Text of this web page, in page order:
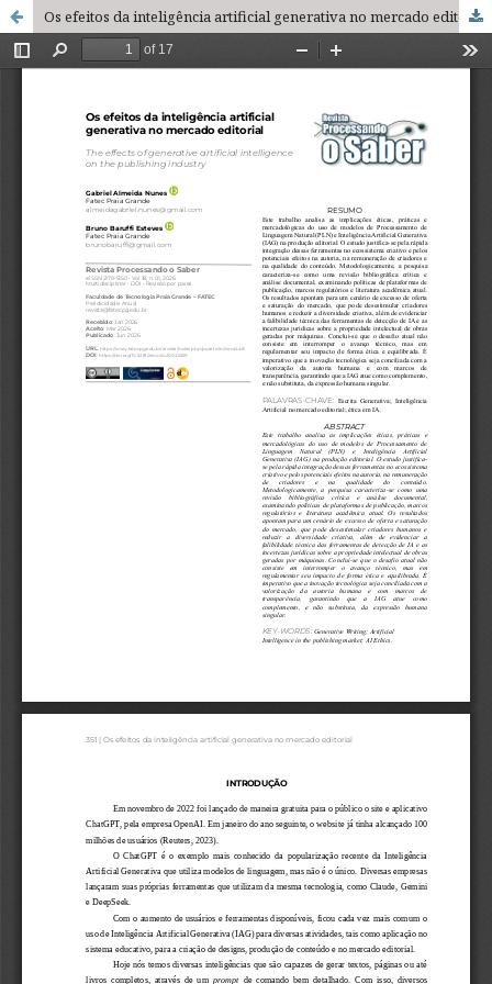
Os efeitos da inteligência artificial generativa no mercado editorial